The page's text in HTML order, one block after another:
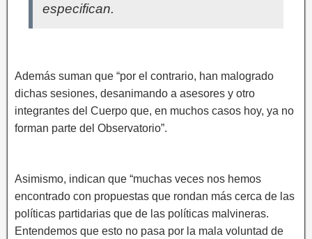
especifican.
Además suman que “por el contrario, han malogrado
dichas sesiones, desanimando a asesores y otro
integrantes del Cuerpo que, en muchos casos hoy, ya no
forman parte del Observatorio”.
Asimismo, indican que “muchas veces nos hemos
encontrado con propuestas que rondan más cerca de las
políticas partidarias que de las políticas malvineras.
Entendemos que esto no pasa por la mala voluntad de